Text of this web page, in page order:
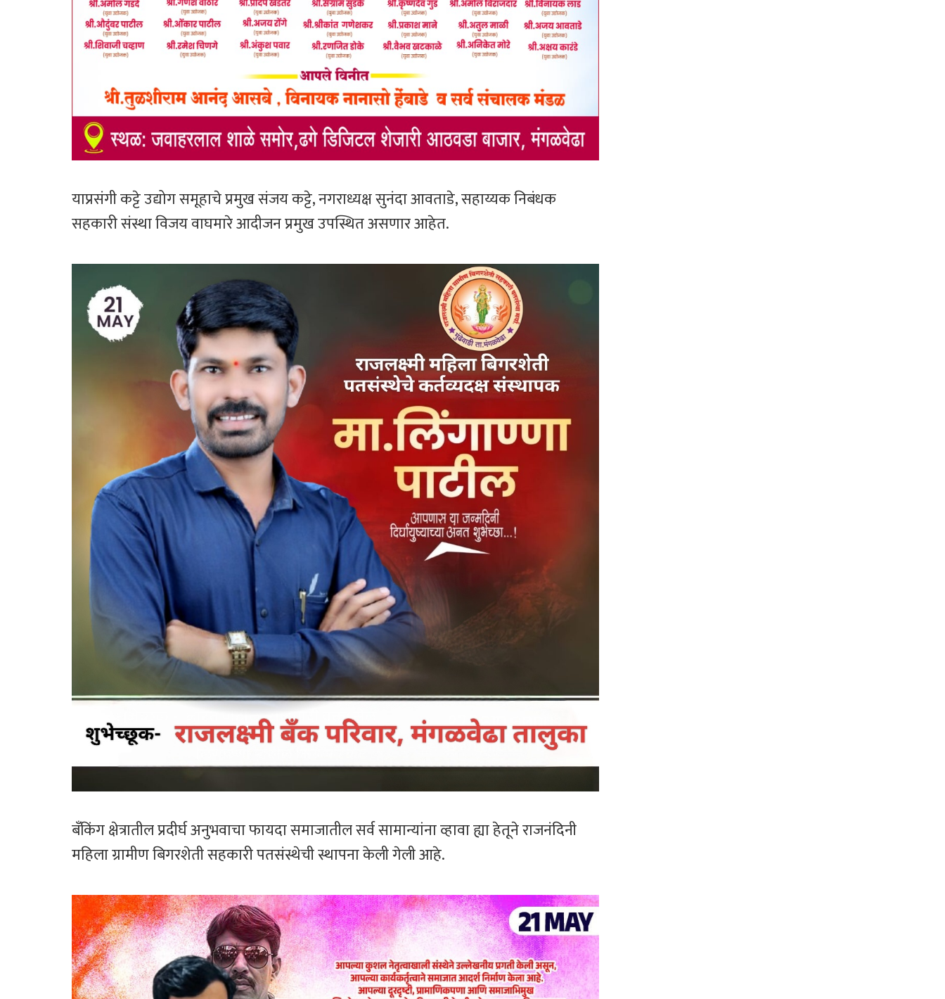
याप्रसंगी कट्टे उद्योग समूहाचे प्रमुख संजय कट्टे, नगराध्यक्ष सुनंदा आवताडे, सहाय्यक निबंधक
सहकारी संस्था विजय वाघमारे आदीजन प्रमुख उपस्थित असणार आहेत.
बँकिंग क्षेत्रातील प्रदीर्घ अनुभवाचा फायदा समाजातील सर्व सामान्यांना व्हावा ह्या हेतूने राजनंदिनी
महिला ग्रामीण बिगरशेती सहकारी पतसंस्थेची स्थापना केली गेली आहे.